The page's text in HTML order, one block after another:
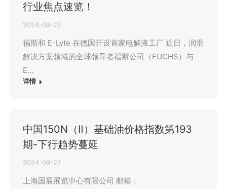
行业焦点速览！
2024-09-27
福斯和 E-Lyte 在德国开设首家电解液工厂 近日，润滑
解决方案领域的全球领导者福斯公司（FUCHS）与
E…
详情
中国150N（Ⅱ）基础油价格指数第193
期-下行趋势蔓延
2024-09-27
上海国展展览中心有限公司 邮箱：